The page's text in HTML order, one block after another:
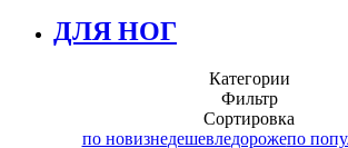
ДЛЯ НОГ
Категории
Фильтр
Сортировка
по новизнедешевледорожепо